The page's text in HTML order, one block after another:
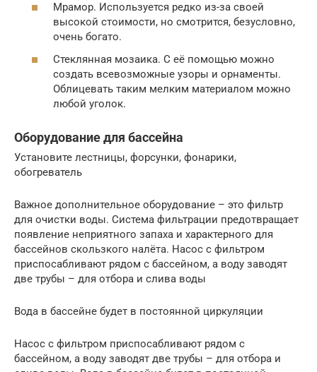
Мрамор. Используется редко из-за своей
высокой стоимости, но смотрится, безусловно,
очень богато.
Стеклянная мозаика. С её помощью можно
создать всевозможные узоры и орнаменты.
Облицевать таким мелким материалом можно
любой уголок.
Оборудование для бассейна
Установите лестницы, форсунки, фонарики,
обогреватель
Важное дополнительное оборудование – это фильтр
для очистки воды. Система фильтрации предотвращает
появление неприятного запаха и характерного для
бассейнов скользкого налёта. Насос с фильтром
приспосабливают рядом с бассейном, а воду заводят
две трубы – для отбора и слива воды
Вода в бассейне будет в постоянной циркуляции
Насос с фильтром приспосабливают рядом с
бассейном, а воду заводят две трубы – для отбора и